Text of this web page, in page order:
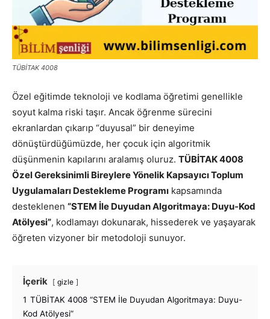
TÜBİTAK 4008
Özel eğitimde teknoloji ve kodlama öğretimi genellikle
soyut kalma riski taşır. Ancak öğrenme sürecini
ekranlardan çıkarıp “duyusal” bir deneyime
dönüştürdüğümüzde, her çocuk için algoritmik
düşünmenin kapılarını aralamış oluruz. TÜBİTAK 4008
Özel Gereksinimli Bireylere Yönelik Kapsayıcı Toplum
Uygulamaları Destekleme Programı kapsamında
desteklenen “STEM İle Duyudan Algoritmaya: Duyu-Kod
Atölyesi”, kodlamayı dokunarak, hissederek ve yaşayarak
öğreten vizyoner bir metodoloji sunuyor.
İçerik gizle
1 TÜBİTAK 4008 “STEM İle Duyudan Algoritmaya: Duyu-
Kod Atölyesi”